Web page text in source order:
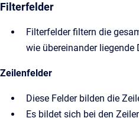
Filterfelder
Filterfelder filtern die
wie übereinander liegende
Zeilenfelder
Diese Felder bilden die
Es bildet sich bei den